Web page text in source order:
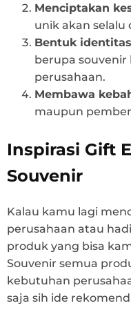
Menciptakan
unik akan selalu
Bentuk
berupa
perusahaan.
Membawa
maupun
Inspirasi Gift
Souvenir
Kalau kamu lagi
perusahaan atau
produk yang bisa
Souvenir semua
kebutuhan
saja sih ide